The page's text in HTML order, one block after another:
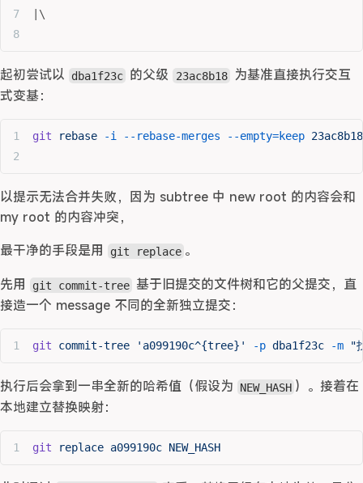
|\
起初尝试以 dba1f23c 的父级 23ac8b18
为基准直接执行交互
式变基：
git rebase -i --rebase-merges --empty=keep 23ac8b18
以提示无法合并失败，因为 subtree 中 new root 的内容会和
my root 的内容冲突，
最干净的手段是用
git replace 。
先用
git commit-tree 基于旧提交的文件树和它的父提交，直
接造一个 message 不同的全新独立提交：
git commit-tree 'a099190c^{tree}' -p dba1f23c -m "
执行后会拿到一串全新的哈希值（假设为 NEW_HASH ）。接着在
本地建立替换映射：
git replace a099190c NEW_HASH